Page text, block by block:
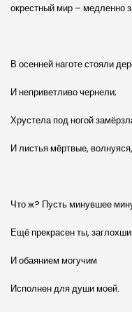
окрестный мир – медленно
В осенней наготе стояли
И неприветливо чернели;
Хрустела под ногой
И листья мёртвые,
Что ж? Пусть минувшее
Ещё прекрасен ты,
И обаянием могучим
Исполнен для души моей.